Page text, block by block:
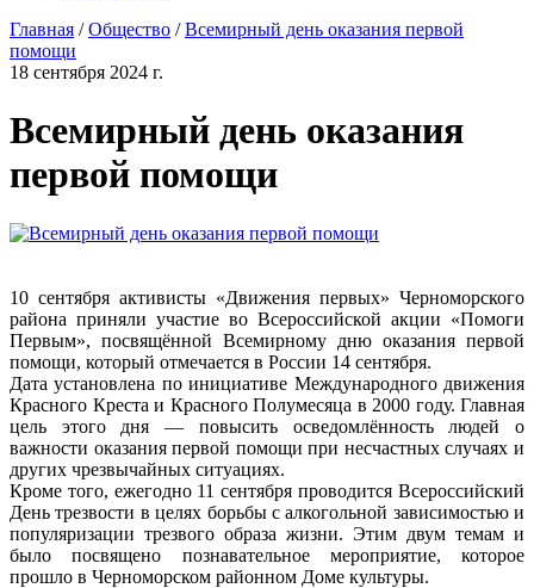
Главная /Общество /Всемирный день оказания первой
помощи
18 сентября 2024 г.
Всемирный день оказания
первой помощи
10 сентября активисты «Движения первых» Черноморского
района приняли участие во Всероссийской акции «Помоги
Первым», посвящённой Всемирному дню оказания первой
помощи, который отмечается в России 14 сентября.
Дата установлена по инициативе Международного движения
Красного Креста и Красного Полумесяца в 2000 году. Главная
цель этого дня — повысить осведомлённость людей о
важности оказания первой помощи при несчастных случаях и
других чрезвычайных ситуациях.
Кроме того, ежегодно 11 сентября проводится Всероссийский
День трезвости в целях борьбы с алкогольной зависимостью и
популяризации трезвого образа жизни. Этим двум темам и
было посвящено познавательное мероприятие, которое
прошло в Черноморском районном Доме культуры.